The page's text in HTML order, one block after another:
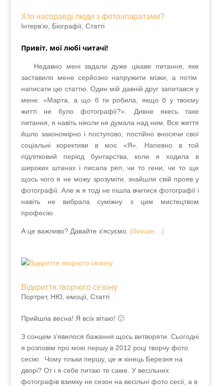
Хто насправді люди з фотоапаратами?
Інтерв'ю, Біографії ,Статті
Привіт, мої любі читачі!
Недавно мені задали дуже цікаве питання, яке
заставило мене серйозно напружити мізки, а
потім написати цю статтю. Один мій давній друг
запитався у мене: «Марта, а що б ти робила, якщо
б у твоєму житті не було фотографії?». Дивне якесь
таке питання, я навіть ніколи не думала над ним.
Все життя йшло закономірно і поступово, постійно
вносячи свої соціальні корективи в моє «Я».
Напевно в той підлітковий період бунтарства, коли
я ходила в широких штанах і писала реп, чи то
гени, чи то ще щось чого я не можу зрозуміти,
знайшли свій прояв у фотографії. Але ж я тоді не
пішла вчитися фотографії і навіть не вибрала
суміжну з цим мистецтвом професію.
А це важливо? Давайте з’ясуємо.(більше…)
Відкриття творчого сезону
Портрет, НЮ, емоції,Статті
Прийшла весна! Я всіх вітаю! 🙂
З сонцем з’явилося бажання щось витворяти.
Сьогодні я розповім про мою першу в 2012 році
творчу фото сесію. Чому тільки першу, це ж
кінець Березня на дворі? От і я себе питаю те
саме. У весільних фотографів взимку не сезон на